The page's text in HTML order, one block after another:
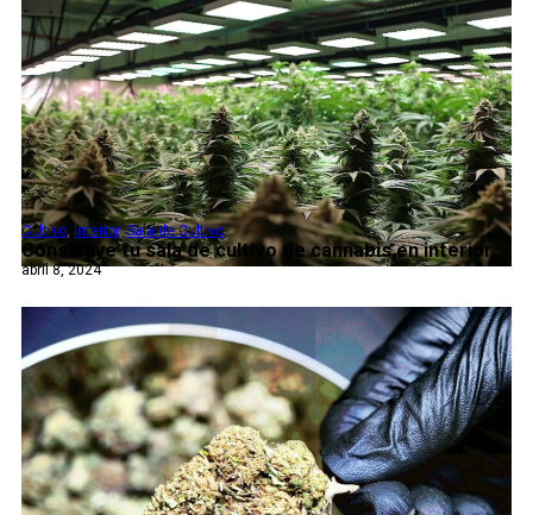
Construye tu sala de cultivo de cannabis en interior...
Cultivo, Interior,Sala de Cultivo
abril 8, 2024